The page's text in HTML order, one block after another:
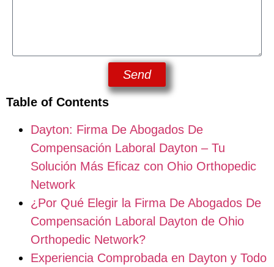
Send
Table of Contents
Dayton: Firma De Abogados De
Compensación Laboral Dayton – Tu
Solución Más Eficaz con Ohio Orthopedic
Network
¿Por Qué Elegir la Firma De Abogados De
Compensación Laboral Dayton de Ohio
Orthopedic Network?
Experiencia Comprobada en Dayton y Todo